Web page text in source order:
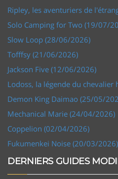
Ripley, les aventuriers de
Solo Camping for Two (19/07/
Slow Loop (28/06/2026)
Tofffsy (21/06/2026)
Jackson Five (12/06/2026)
Lodoss, la légende du
Demon King Daimao (25/05/
Mechanical Marie (24/04/2026)
Coppelion (02/04/2026)
Fukumenkei Noise (20/03/2026)
DERNIERS GUIDES